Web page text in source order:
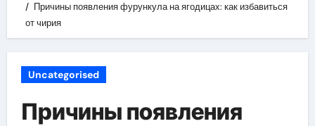
Причины появления фурункула на ягодицах: как избавиться
от чирия
Uncategorised
Причины появления